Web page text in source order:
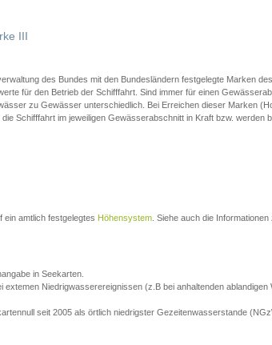
III
des Bundes mit den Bundesländern festgelegte Marken des
für den Betrieb der Schifffahrt. Sind immer für einen
zu Gewässer unterschiedlich. Bei Erreichen dieser Marken
Schifffahrt im jeweiligen Gewässerabschnitt in Kraft bzw. werden
ein amtlich festgelegtes Höhensystem . Siehe auch die Informationen
in Seekarten.
Niedrigwasserereignissen (z.B bei anhaltenden ablandigen
seit 2005 als örtlich niedrigster Gezeitenwasserstande